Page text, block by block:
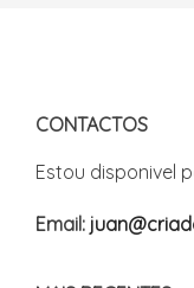
CONTACTOS
Estou disponivel
Email: